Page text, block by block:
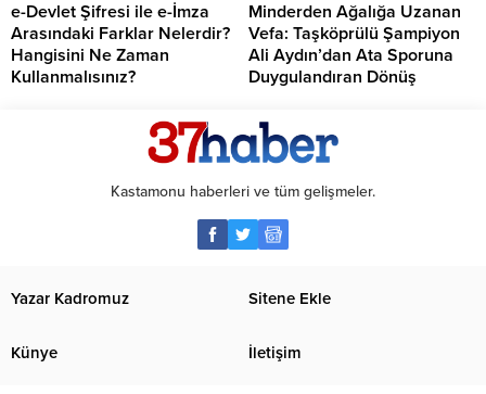
e-Devlet Şifresi ile e-İmza
Arasındaki Farklar Nelerdir?
Hangisini Ne Zaman
Kullanmalısınız?
Minderden Ağalığa Uzanan
Vefa: Taşköprülü Şampiyon
Ali Aydın’dan Ata Sporuna
Duygulandıran Dönüş
Kastamonu haberleri ve tüm gelişmeler.
Yazar Kadromuz Sitene Ekle
Künye İletişim